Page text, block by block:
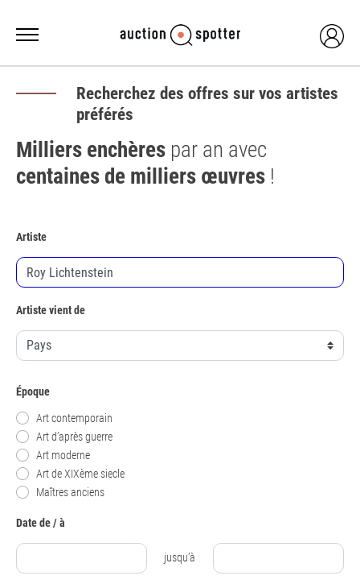
Recherchez des offres sur vos artistes
préférés
Milliers enchères par an avec
centaines de milliers œuvres !
Artiste
Artiste vient de
Époque
Art contemporain
Art d’après guerre
Art moderne
Art de XIXème siecle
Maîtres anciens
Date de / à
jusqu’à